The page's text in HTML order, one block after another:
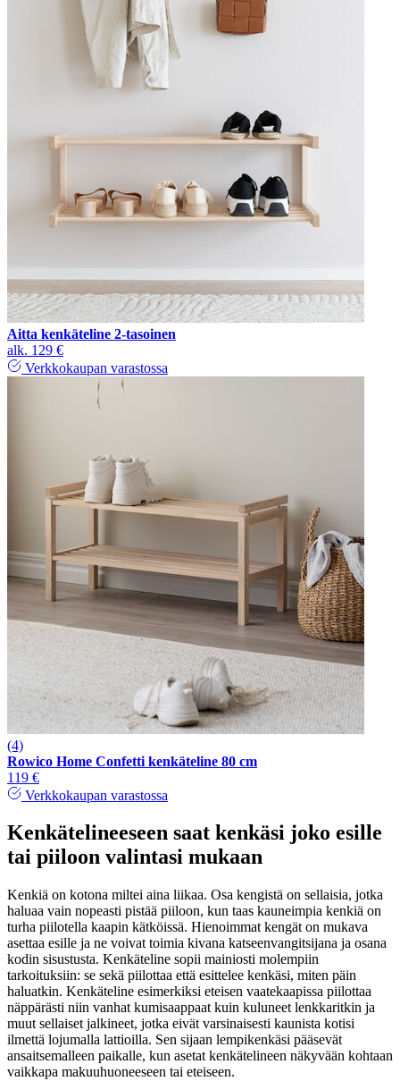
Aitta kenkäteline 2-tasoinen
alk. 129 €
Verkkokaupan varastossa
(4)
Rowico Home Confetti kenkäteline 80 cm
119 €
Verkkokaupan varastossa
Kenkätelineeseen saat kenkäsi joko esille
tai piiloon valintasi mukaan
Kenkiä on kotona miltei aina liikaa. Osa kengistä on sellaisia, jotka
haluaa vain nopeasti pistää piiloon, kun taas kauneimpia kenkiä on
turha piilotella kaapin kätköissä. Hienoimmat kengät on mukava
asettaa esille ja ne voivat toimia kivana katseenvangitsijana ja osana
kodin sisustusta. Kenkäteline sopii mainiosti molempiin
tarkoituksiin: se sekä piilottaa että esittelee kenkäsi, miten päin
haluatkin. Kenkäteline esimerkiksi eteisen vaatekaapissa piilottaa
näppärästi niin vanhat kumisaappaat kuin kuluneet lenkkaritkin ja
muut sellaiset jalkineet, jotka eivät varsinaisesti kaunista kotisi
ilmettä lojumalla lattioilla. Sen sijaan lempikenkäsi pääsevät
ansaitsemalleen paikalle, kun asetat kenkätelineen näkyvään kohtaan
vaikkapa makuuhuoneeseen tai eteiseen.